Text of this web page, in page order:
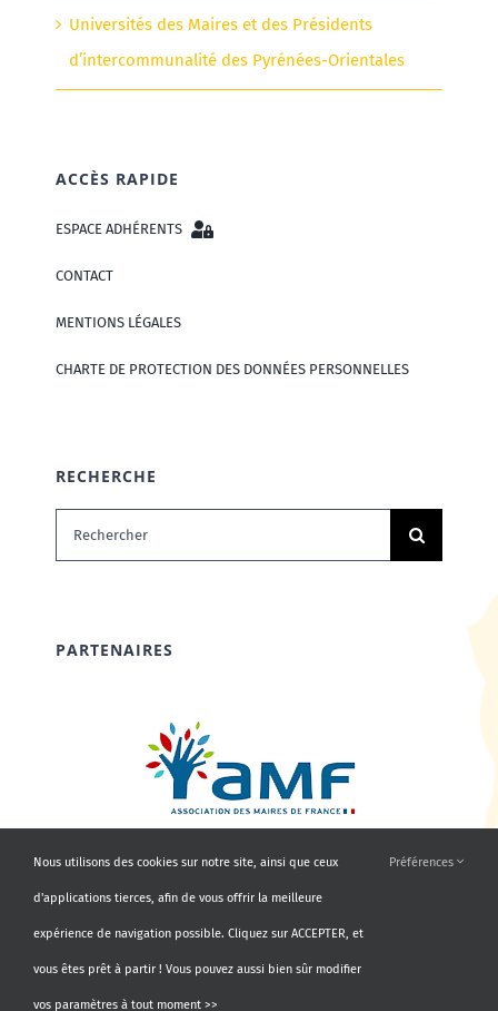
Universités des Maires et des Présidents
d’intercommunalité des Pyrénées-Orientales
ACCÈS RAPIDE
ESPACE ADHÉRENTS
CONTACT
MENTIONS LÉGALES
CHARTE DE PROTECTION DES DONNÉES PERSONNELLES
RECHERCHE
Rechercher:
PARTENAIRES
Nous utilisons des cookies sur notre site, ainsi que ceux
d'applications tierces, afin de vous offrir la meilleure
expérience de navigation possible. Cliquez sur ACCEPTER, et
vous êtes prêt à partir ! Vous pouvez aussi bien sûr modifier
vos paramètres à tout moment >>
Préférences